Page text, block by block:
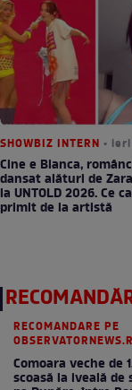
SHOWBIZ INTERN •
Cine e Bianca,
dansat alături de
la UNTOLD 2026. Ce
primit de la artistă
RECOMANDARE PE
Comoara veche de
scoasă la iveală de